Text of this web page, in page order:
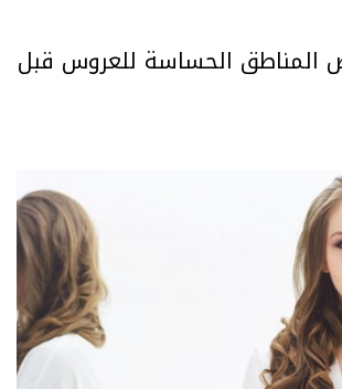
المناطق الحساسة للعروس قبل